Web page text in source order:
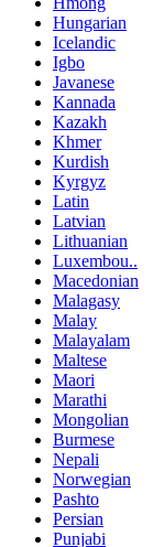
Hungarian
Icelandic
Igbo
Javanese
Kannada
Kazakh
Khmer
Kurdish
Kyrgyz
Latin
Latvian
Lithuanian
Luxembou..
Macedonian
Malagasy
Malay
Malayalam
Maltese
Maori
Marathi
Mongolian
Burmese
Nepali
Norwegian
Pashto
Persian
Punjabi